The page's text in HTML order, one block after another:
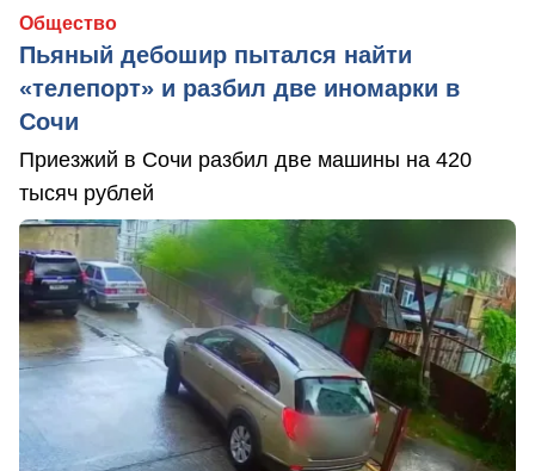
Общество
Пьяный дебошир пытался найти
«телепорт» и разбил две иномарки в
Сочи
Приезжий в Сочи разбил две машины на 420
тысяч рублей